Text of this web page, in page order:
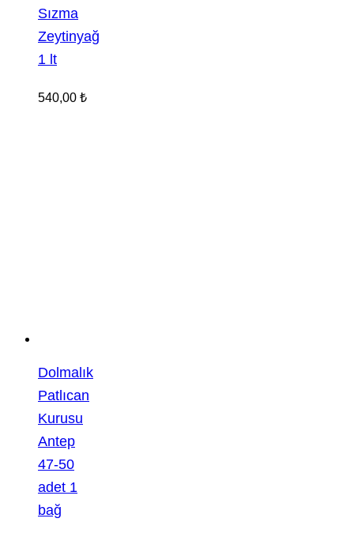
Sızma
Zeytinyağ
1 lt
540,00 ₺
Dolmalık
Patlıcan
Kurusu
Antep
47-50
adet 1
bağ